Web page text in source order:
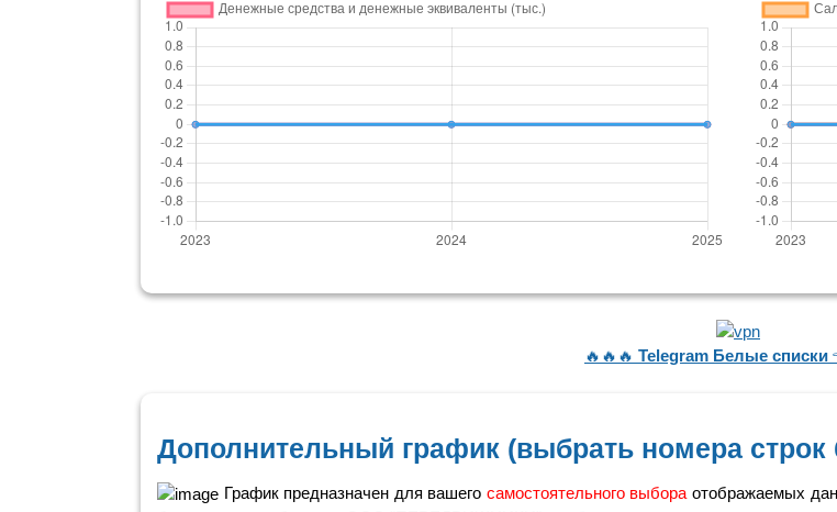
🔥🔥🔥 Telegram Белые списки
Дополнительный график (выбрать номера строк
График предназначен для вашего самостоятельного выбораотображаемых